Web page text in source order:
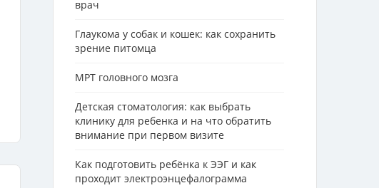
врач
Глаукома у собак и кошек: как сохранить
зрение питомца
МРТ головного мозга
Детская стоматология: как выбрать
клинику для ребенка и на что обратить
внимание при первом визите
Как подготовить ребёнка к ЭЭГ и как
проходит электроэнцефалограмма